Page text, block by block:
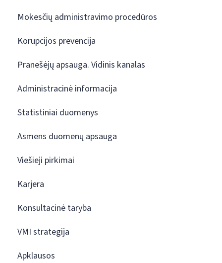
Mokesčių administravimo procedūros
Korupcijos prevencija
Pranešėjų apsauga. Vidinis kanalas
Administracinė informacija
Statistiniai duomenys
Asmens duomenų apsauga
Viešieji pirkimai
Karjera
Konsultacinė taryba
VMI strategija
Apklausos